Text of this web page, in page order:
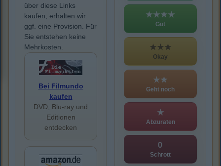
über diese Links
kaufen, erhalten wir
ggf. eine Provision. Für
Sie entstehen keine
Mehrkosten.
Bei Filmundo
kaufen
DVD, Blu-ray und
Editionen
entdecken
★★★★
Gut
★★★
Okay
★★
Geht noch
★
Abzuraten
0
Schrott